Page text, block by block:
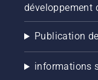
développement
Publication
informations